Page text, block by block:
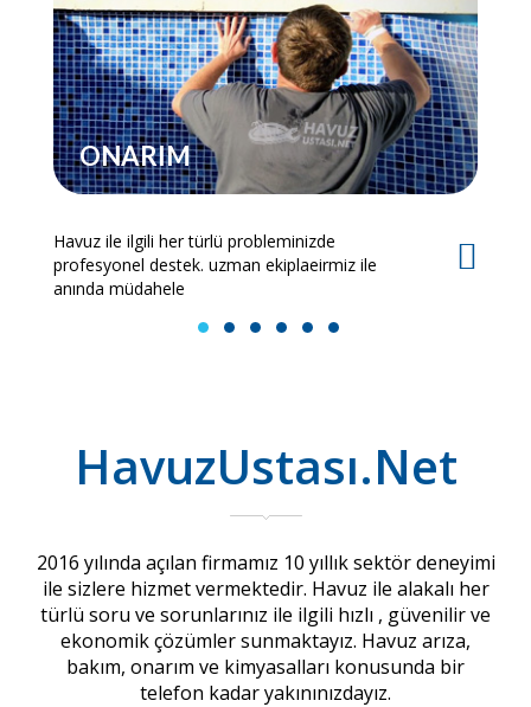
ONARIM
Havuz ile ilgili her türlü probleminizde
profesyonel destek. uzman ekiplaeirmiz ile
anında müdahele
1 2 3 4 5 6
HavuzUstası.Net
2016 yılında açılan firmamız 10 yıllık sektör deneyimi
ile sizlere hizmet vermektedir. Havuz ile alakalı her
türlü soru ve sorunlarınız ile ilgili hızlı , güvenilir ve
ekonomik çözümler sunmaktayız. Havuz arıza,
bakım, onarım ve kimyasalları konusunda bir
telefon kadar yakınınızdayız.